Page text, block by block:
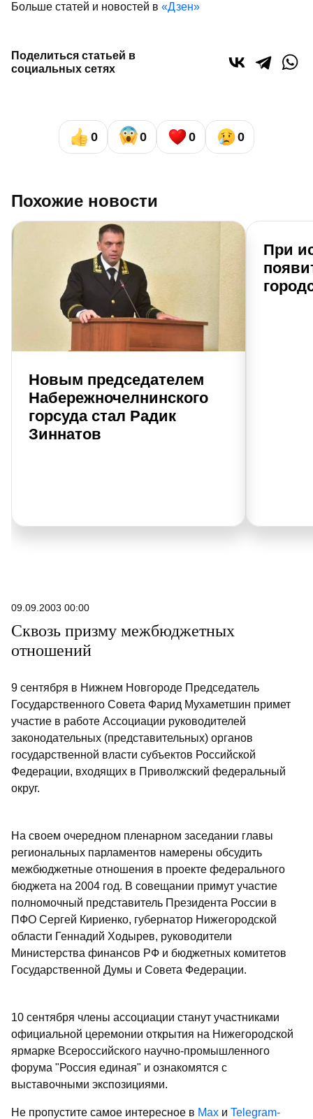
Больше статей и новостей в «Дзен»
Поделиться статьей в
социальных сетях
0 0 0 0
Похожие новости
Новым председателем
Набережночелнинского
горсуда стал Радик
Зиннатов
При
09.09.2003 00:00
Сквозь призму межбюджетных
отношений
9 сентября в Нижнем Новгороде Председатель
Государственного Совета Фарид Мухаметшин примет
участие в работе Ассоциации руководителей
законодательных (представительных) органов
государственной власти субъектов Российской
Федерации, входящих в Приволжский федеральный
округ.
На своем очередном пленарном заседании главы
региональных парламентов намерены обсудить
межбюджетные отношения в проекте федерального
бюджета на 2004 год. В совещании примут участие
полномочный представитель Президента России в
ПФО Сергей Кириенко, губернатор Нижегородской
области Геннадий Ходырев, руководители
Министерства финансов РФ и бюджетных комитетов
Государственной Думы и Совета Федерации.
10 сентября члены ассоциации станут участниками
официальной церемонии открытия на Нижегородской
ярмарке Всероссийского научно-промышленного
форума "Россия единая" и ознакомятся с
выставочными экспозициями.
Не пропустите самое интересное в Max и Telegram-